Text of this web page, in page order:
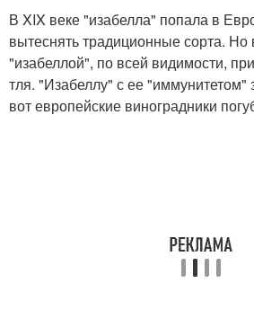
В XIX веке "изабелла" попала в
вытеснять традиционные сорта. Но
"изабеллой", по всей видимости,
тля. "Изабеллу" с ее "иммунитетом"
вот европейские виноградники